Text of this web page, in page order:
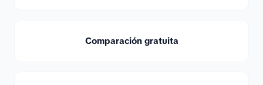
Comparación gratuita